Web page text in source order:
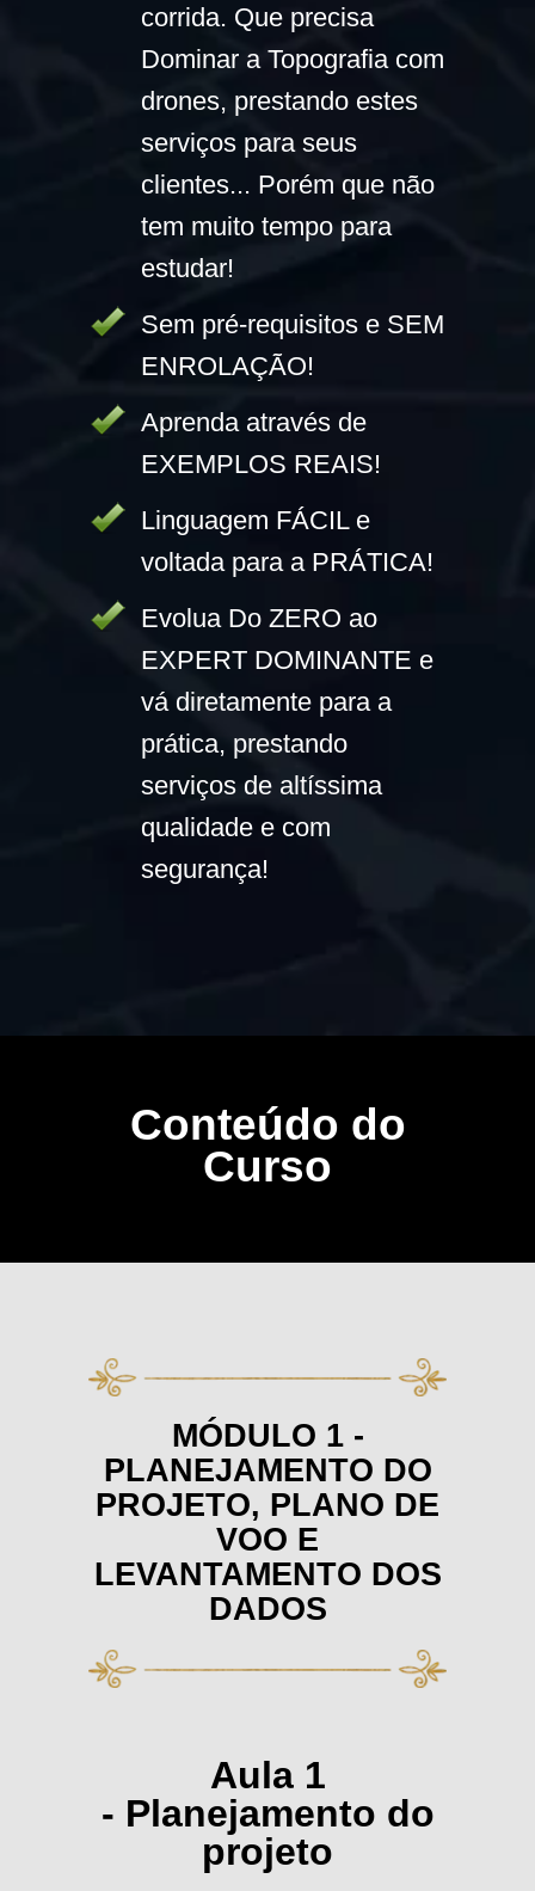
corrida. Que precisa
Dominar a Topografia com
drones, prestando estes
serviços para seus
clientes... Porém que não
tem muito tempo para
estudar!
Sem pré-requisitos e SEM
ENROLAÇÃO!
Aprenda através de
EXEMPLOS REAIS!
Linguagem FÁCIL e
voltada para a PRÁTICA!
Evolua Do ZERO ao
EXPERT DOMINANTE e
vá diretamente para a
prática, prestando
serviços de altíssima
qualidade e com
segurança!
Conteúdo do
Curso
MÓDULO 1 -
PLANEJAMENTO DO
PROJETO, PLANO DE
VOO E
LEVANTAMENTO DOS
DADOS
Aula 1
- Planejamento do
projeto